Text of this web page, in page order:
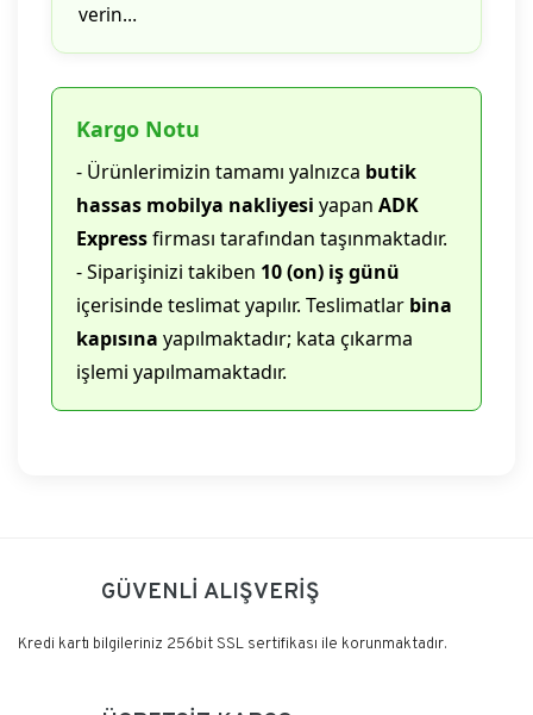
verin…
Kargo Notu
- Ürünlerimizin tamamı yalnızca butik
hassas mobilya nakliyesi yapan ADK
Expressfirması tarafından taşınmaktadır.
- Siparişinizi takiben 10 (on) iş günü
içerisinde teslimat yapılır. Teslimatlar bina
kapısına yapılmaktadır; kata çıkarma
işlemi yapılmamaktadır.
Yorum Yaz
GÜVENLİ ALIŞVERİŞ
Kredi kartı bilgileriniz 256bit SSL sertifikası ile korunmaktadır.